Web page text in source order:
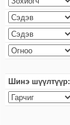
Шинэ шүүлтүүр: